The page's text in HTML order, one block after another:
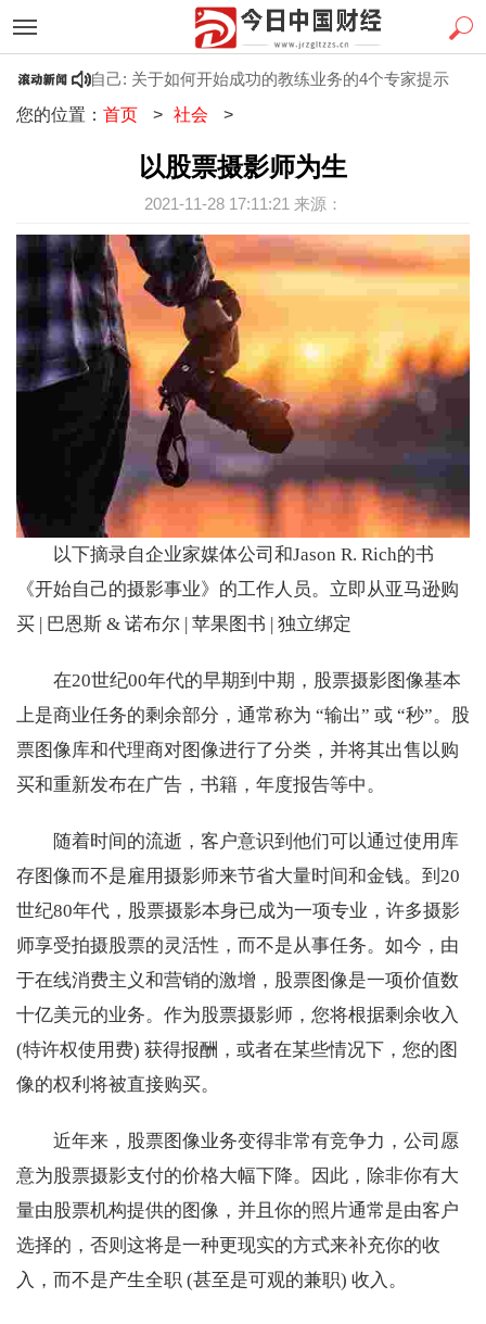
人帮助自己: 关于如何开始成功的教练业务的4个专家提示
您的位置： 首页 > 社会 >
以股票摄影师为生
2021-11-28 17:11:21 来源：
以下摘录自企业家媒体公司和Jason R. Rich的书
《开始自己的摄影事业》的工作人员。立即从亚马逊购
买 | 巴恩斯 & 诺布尔 | 苹果图书 | 独立绑定
在20世纪00年代的早期到中期，股票摄影图像基本
上是商业任务的剩余部分，通常称为 “输出” 或 “秒”。股
票图像库和代理商对图像进行了分类，并将其出售以购
买和重新发布在广告，书籍，年度报告等中。
随着时间的流逝，客户意识到他们可以通过使用库
存图像而不是雇用摄影师来节省大量时间和金钱。到20
世纪80年代，股票摄影本身已成为一项专业，许多摄影
师享受拍摄股票的灵活性，而不是从事任务。如今，由
于在线消费主义和营销的激增，股票图像是一项价值数
十亿美元的业务。作为股票摄影师，您将根据剩余收入
(特许权使用费) 获得报酬，或者在某些情况下，您的图
像的权利将被直接购买。
近年来，股票图像业务变得非常有竞争力，公司愿
意为股票摄影支付的价格大幅下降。因此，除非你有大
量由股票机构提供的图像，并且你的照片通常是由客户
选择的，否则这将是一种更现实的方式来补充你的收
入，而不是产生全职 (甚至是可观的兼职) 收入。